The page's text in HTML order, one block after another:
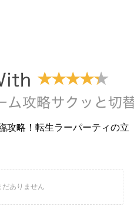
攻略！転生ラーパーティの立